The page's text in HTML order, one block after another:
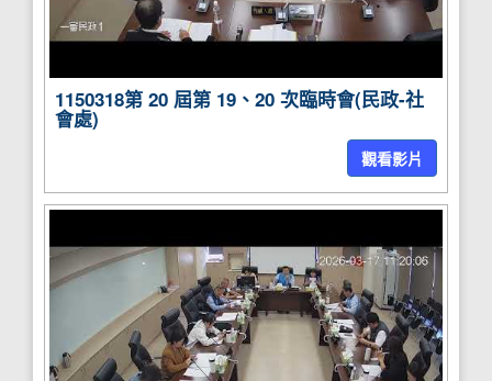
1150318第 20 屆第 19、20 次臨時會(民政-社
會處)
觀看影片